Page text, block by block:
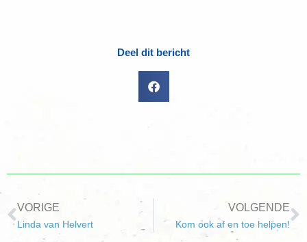
Deel dit bericht
VORIGE
Linda van Helvert
VOLGENDE
Kom ook af en toe helpen!